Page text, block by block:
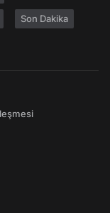
Son Dakika